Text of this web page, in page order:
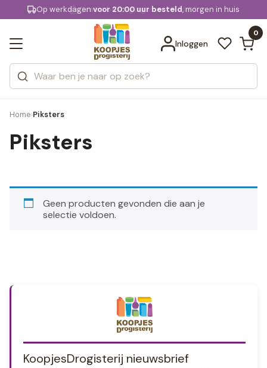
KD.
extra
Op werkdagenvoor 20:00 uur besteld, morgen in huis
Gratis bezorgingvanaf € 74,95
Inloggen
0
Zoeken
Categorieën
Merken
Bekijk alle resultaten
Home›Piksters
Piksters
Geen producten gevonden die aan je
selectie voldoen.
KoopjesDrogisterij nieuwsbrief